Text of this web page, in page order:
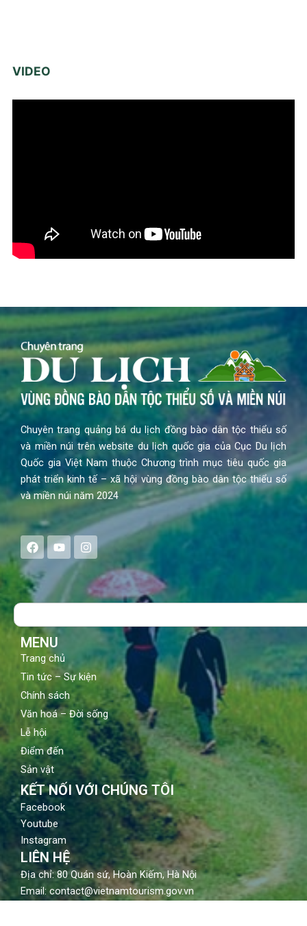
VIDEO
Chuyên trang quảng bá du lịch đồng bào dân tộc thiểu số
và miền núi trên website du lịch quốc gia của Cục Du lịch
Quốc gia Việt Nam thuộc Chương trình mục tiêu quốc gia
phát triển kinh tế – xã hội vùng đồng bào dân tộc thiểu số
và miền núi năm 2024
F
a
e
b
o
Y
o
t
b
I
n
s
a
g
Search
MENU
Trang chủ
Tin tức – Sự kiện
Chính sách
Văn hoá – Đời sống
Lễ hội
Điểm đến
Sản vật
KẾT NỐI VỚI CHÚNG TÔI
Facebook
Youtube
Instagram
LIÊN HỆ
Địa chỉ: 80 Quán sứ, Hoàn Kiếm, Hà Nội
Email: contact@vietnamtourism.gov.vn